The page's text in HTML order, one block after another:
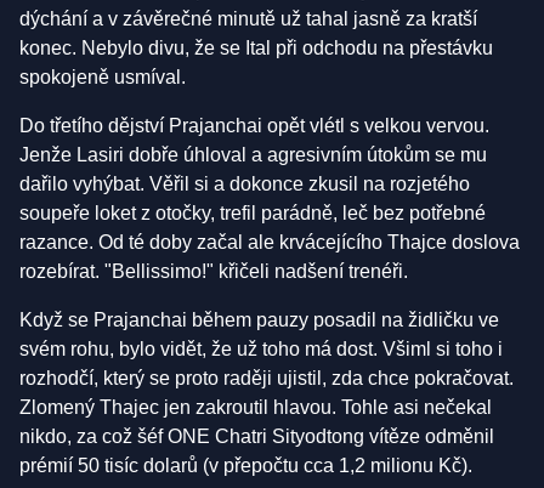
dýchání a v závěrečné minutě už tahal jasně za kratší
konec. Nebylo divu, že se Ital při odchodu na přestávku
spokojeně usmíval.
Do třetího dějství Prajanchai opět vlétl s velkou vervou.
Jenže Lasiri dobře úhloval a agresivním útokům se mu
dařilo vyhýbat. Věřil si a dokonce zkusil na rozjetého
soupeře loket z otočky, trefil parádně, leč bez potřebné
razance. Od té doby začal ale krvácejícího Thajce doslova
rozebírat. "Bellissimo!" křičeli nadšení trenéři.
Když se Prajanchai během pauzy posadil na židličku ve
svém rohu, bylo vidět, že už toho má dost. Všiml si toho i
rozhodčí, který se proto raději ujistil, zda chce pokračovat.
Zlomený Thajec jen zakroutil hlavou. Tohle asi nečekal
nikdo, za což šéf ONE Chatri Sityodtong vítěze odměnil
prémií 50 tisíc dolarů (v přepočtu cca 1,2 milionu Kč).